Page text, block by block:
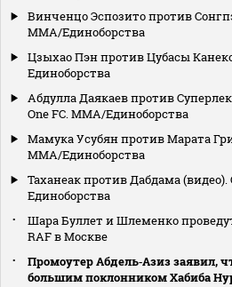
Винченцо Эспозито против
MMA/Единоборства
Цзыхао Пэн против Цубасы
Единоборства
Абдулла Даякаев против
One FC. MMA/Единоборства
Мамука Усубян против Марата
MMA/Единоборства
Таханеак против Дабдама (видео).
Единоборства
Шара Буллет и Шлеменко
RAF в Москве
Промоутер Абдель‑Азиз заявил,
большим поклонником Хабиба